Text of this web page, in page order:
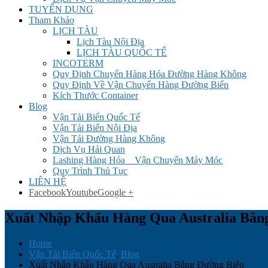
TUYỂN DỤNG
Tham Khảo
LỊCH TÀU
Lịch Tàu Nội Địa
LỊCH TÀU QUỐC TẾ
INCOTERM
Quy Định Chuyển Hàng Hóa Đường Hàng Không
Quy Định Về Vận Chuyển Hàng Đường Biển
Kích Thước Container
Blog
Vận Tải Biển Quốc Tế
Vận Tải Biển Nội Địa
Vận Tải Đường Hàng Không
Dịch Vụ Hải Quan
Lashing Hàng Hóa _ Vận Chuyển Máy Móc
Quy Trình Thủ Tục
LIÊN HỆ
FacebookYoutubeGoogle +
Xuất Nhập Khẩu Hàng Qua Australia
Home
Vận Tải Biển Quốc Tế, Blog
Xuất Nhập Khẩu Hàng Qua Australia Bằng Đường Biển